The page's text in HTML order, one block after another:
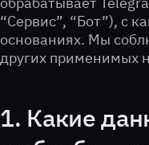
“Сервис”, “Бот”), с
основаниях. Мы
других применимых
1. Какие